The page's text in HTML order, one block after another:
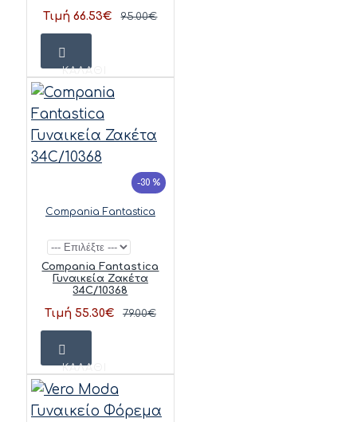
Τιμή 66.53€ 95.00€
ΚΑΛΆΘΙ
-30 %
Compania Fantastica
Compania Fantastica
Γυναικεία Ζακέτα
34C/10368
Τιμή 55.30€ 79.00€
ΚΑΛΆΘΙ